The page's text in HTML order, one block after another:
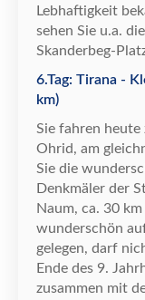
Lebhaftigkeit
sehen Sie u.a.
Skanderbeg-
6.Tag: Tirana -
km)
Sie fahren heute
Ohrid, am
Sie die
Denkmä ler der
Naum, ca. 30
wunderschön
gelegen, darf
Ende des 9.
zusammen mit